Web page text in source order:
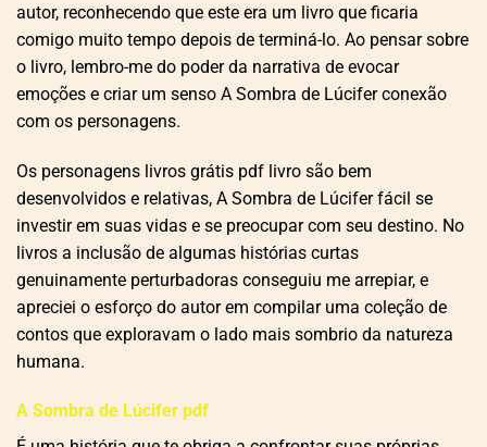
autor, reconhecendo que este era um livro que ficaria
comigo muito tempo depois de terminá-lo. Ao pensar sobre
o livro, lembro-me do poder da narrativa de evocar
emoções e criar um senso A Sombra de Lúcifer conexão
com os personagens.
Os personagens livros grátis pdf livro são bem
desenvolvidos e relativas, A Sombra de Lúcifer fácil se
investir em suas vidas e se preocupar com seu destino. No
livros a inclusão de algumas histórias curtas
genuinamente perturbadoras conseguiu me arrepiar, e
apreciei o esforço do autor em compilar uma coleção de
contos que exploravam o lado mais sombrio da natureza
humana.
A Sombra de Lúcifer pdf